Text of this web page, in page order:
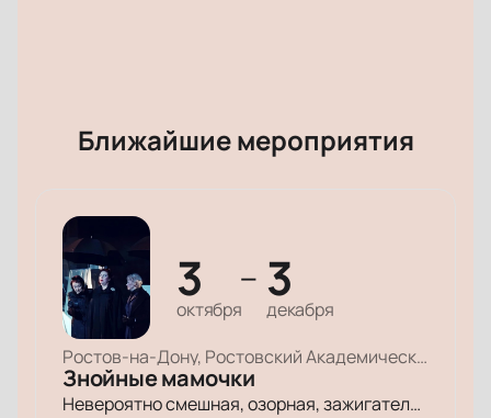
Ближайшие мероприятия
3
октября
— 3
декабря
Ростов-на-Дону, Ростовский Академический Театр Драмы, Малая сцена
Знойные мамочки
Невероятно смешная, озорная, зажигательная комедия – о том, как две прекрасные леди степенного возраста вовсе не торопятся остепеняться, и подают своим уже взрослым детям отличный пример, как жить на полную катушку.